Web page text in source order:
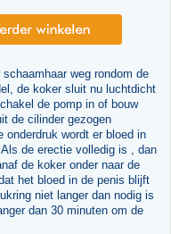
weg rondom de
de koker sluit nu luchtdicht
de pomp in of bouw
de cilinder gezogen
onderdruk wordt er bloed in
de erectie volledig is , dan
de koker onder naar de
het bloed in de penis blijft
niet langer dan nodig is
dan 30 minuten om de